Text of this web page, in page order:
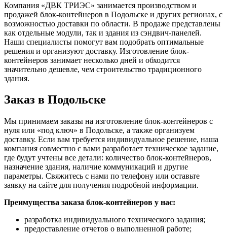
Компания «ДВК ТРИЭС» занимается производством и
продажей блок-контейнеров в Подольске и других регионах, с
возможностью доставки по области. В продаже представлены
как отдельные модули, так и здания из сэндвич-панелей.
Наши специалисты помогут вам подобрать оптимальные
решения и организуют доставку. Изготовление блок-
контейнеров занимает несколько дней и обходится
значительно дешевле, чем строительство традиционного
здания.
Заказ в Подольске
Мы принимаем заказы на изготовление блок-контейнеров с
нуля или «под ключ» в Подольске, а также организуем
доставку. Если вам требуется индивидуальное решение, наша
компания совместно с вами разработает техническое задание,
где будут учтены все детали: количество блок-контейнеров,
назначение здания, наличие коммуникаций и другие
параметры. Свяжитесь с нами по телефону или оставьте
заявку на сайте для получения подробной информации.
Преимущества заказа блок-контейнеров у нас:
разработка индивидуального технического задания;
предоставление отчетов о выполненной работе;